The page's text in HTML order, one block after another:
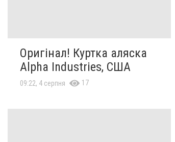
Оригінал! Куртка аляска
Alpha Industries, США
09:22, 4 серпня 17